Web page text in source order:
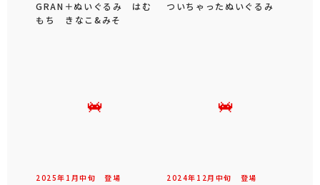
GRAN＋ぬいぐるみ はむ
もち きなこ&みそ
ついちゃったぬいぐるみ
2025年 1 月中旬 登場 2024年 12 月 中旬 登場